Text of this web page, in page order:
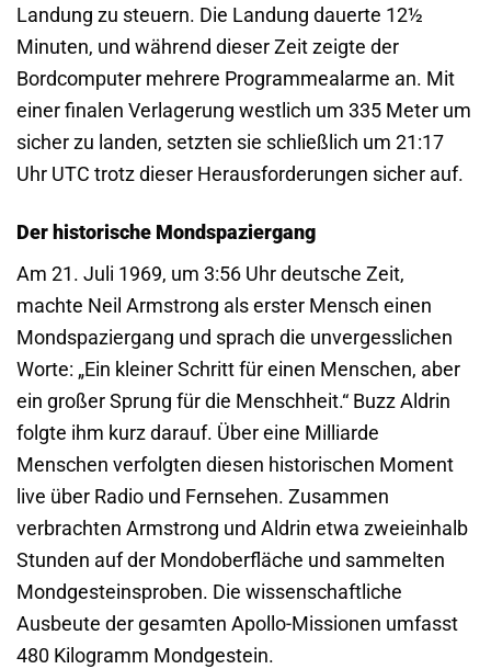
Landung zu steuern. Die Landung dauerte 12½
Minuten, und während dieser Zeit zeigte der
Bordcomputer mehrere Programmealarme an. Mit
einer finalen Verlagerung westlich um 335 Meter um
sicher zu landen, setzten sie schließlich um 21:17
Uhr UTC trotz dieser Herausforderungen sicher auf.
Der historische Mondspaziergang
Am 21. Juli 1969, um 3:56 Uhr deutsche Zeit,
machte Neil Armstrong als erster Mensch einen
Mondspaziergang und sprach die unvergesslichen
Worte: „Ein kleiner Schritt für einen Menschen, aber
ein großer Sprung für die Menschheit.“ Buzz Aldrin
folgte ihm kurz darauf. Über eine Milliarde
Menschen verfolgten diesen historischen Moment
live über Radio und Fernsehen. Zusammen
verbrachten Armstrong und Aldrin etwa zweieinhalb
Stunden auf der Mondoberfläche und sammelten
Mondgesteinsproben. Die wissenschaftliche
Ausbeute der gesamten Apollo-Missionen umfasst
480 Kilogramm Mondgestein.